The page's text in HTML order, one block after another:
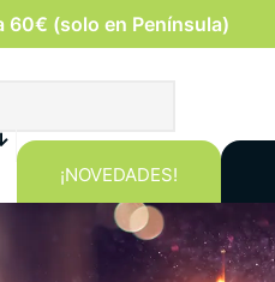
60€ (solo en Península)
¡NOVEDADES!